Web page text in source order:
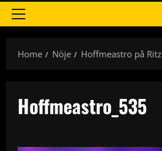
Primary
Home
Nöje Hoffmeastro på Ritz
Hoffmeastro_535